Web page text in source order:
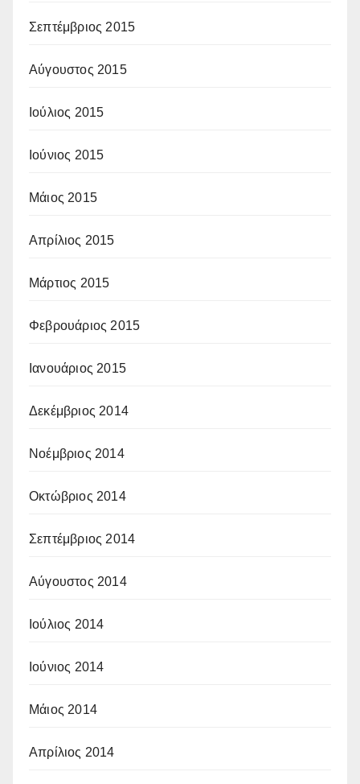
Σεπτέμβριος 2015
Αύγουστος 2015
Ιούλιος 2015
Ιούνιος 2015
Μάιος 2015
Απρίλιος 2015
Μάρτιος 2015
Φεβρουάριος 2015
Ιανουάριος 2015
Δεκέμβριος 2014
Νοέμβριος 2014
Οκτώβριος 2014
Σεπτέμβριος 2014
Αύγουστος 2014
Ιούλιος 2014
Ιούνιος 2014
Μάιος 2014
Απρίλιος 2014